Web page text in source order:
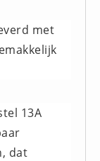
met
13A
dat